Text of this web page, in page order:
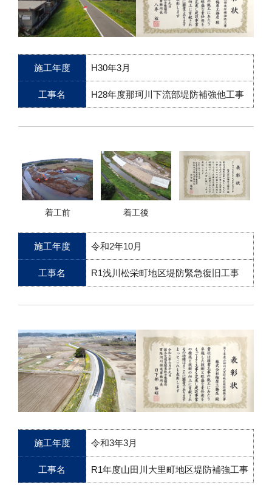
施工年度 H30年3月
工事名 H28年度那珂川下流部堤防補強他工事
着工前 着工後
施工年度 令和2年10月
工事名 R1浅川松栄町地区堤防緊急復旧工事
施工年度 令和3年3月
工事名 R1年度山田川大里町地区堤防補強工事